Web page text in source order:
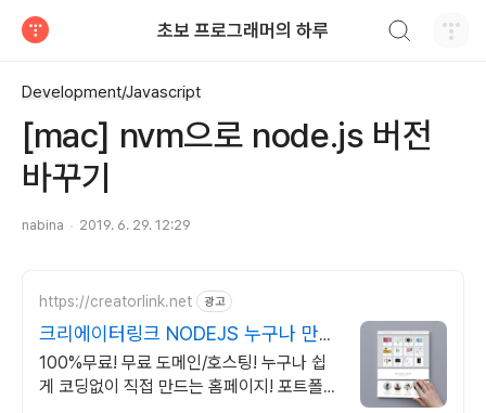
초보 프로그래머의 하루
Development/Javascript
[mac] nvm으로 node.js 버전
바꾸기
nabina 2019. 6. 29. 12:29
https://creatorlink.net 광고
크리에이터링크 NODEJS 누구나 만드
는 홈페이지
100%무료! 무료 도메인/호스팅! 누구나 쉽
게 코딩없이 직접 만드는 홈페이지! 포트폴리